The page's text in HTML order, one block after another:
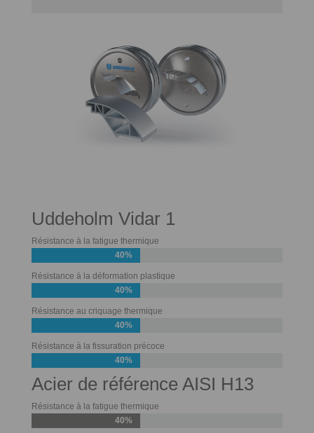
Uddeholm Vidar 1
Résistance à la fatigue thermique
40%
Résistance à la déformation plastique
40%
Résistance au criquage thermique
40%
Résistance à la fissuration précoce
40%
Acier de référence AISI H13
Résistance à la fatigue thermique
40%